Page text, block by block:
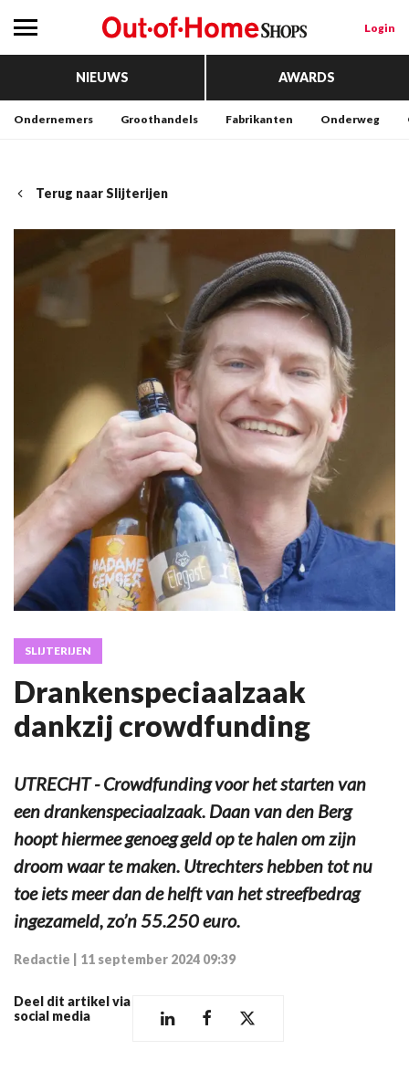
Login
NIEUWS AWARDS
Ondernemers Groothandels Fabrikanten Onderweg
Terug naar Slijterijen
SLIJTERIJEN
Drankenspeciaalzaak
dankzij crowdfunding
UTRECHT - Crowdfunding voor het starten van
een drankenspeciaalzaak. Daan van den Berg
hoopt hiermee genoeg geld op te halen om zijn
droom waar te maken. Utrechters hebben tot nu
toe iets meer dan de helft van het streefbedrag
ingezameld, zo’n 55.250 euro.
Redactie 11 september 2024 09:39
Deel dit artikel via
social media